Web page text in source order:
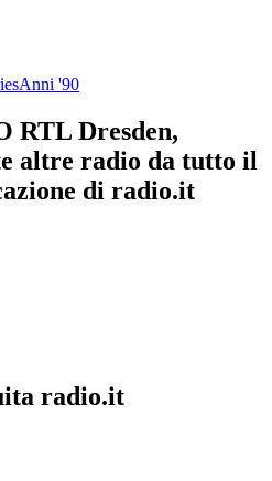
Anni '90
RTL Dresden,
altre radio da tutto il
di radio.it
radio.it